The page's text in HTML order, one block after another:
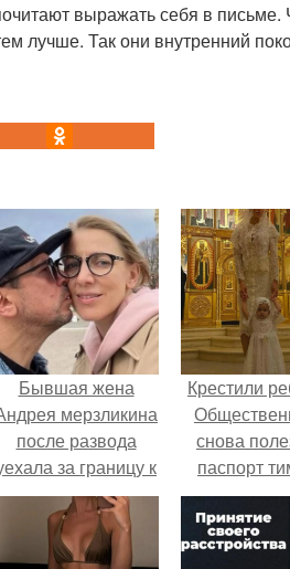
выражать себя в
лучше. Так они внутренний
Бывшая жена
мерзликина
после развода
за границу к
избраннику
оставив детей.
Крестили
снова
паспорт